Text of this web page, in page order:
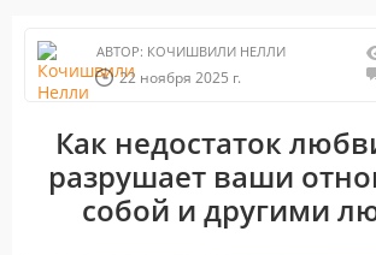
АВТОР: КОЧИШВИЛИ НЕЛЛИ
22 ноября 2025 г.
Как недостаток
разрушает ваши
собой и другими